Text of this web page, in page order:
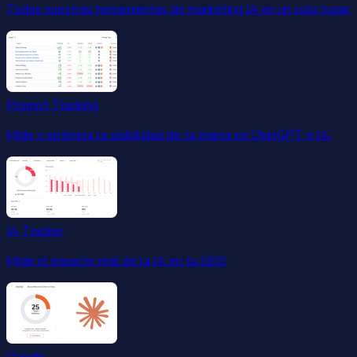
Todas nuestras herramientas de marketing IA en un solo lugar.
Prompt Tracking
Mide y optimiza la visibilidad de tu marca en ChatGPT e IA.
IA Tracker
Mide el impacto real de la IA en tu SEO.